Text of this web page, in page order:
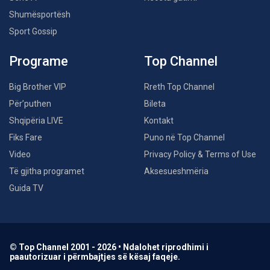
Shumësportësh
Sport Gossip
Programe
Big Brother VIP
Për’puthen
Shqipëria LIVE
Fiks Fare
Video
Të gjitha programet
Guida TV
Top Channel
Rreth Top Channel
Bileta
Kontakt
Puno në Top Channel
Privacy Policy & Terms of Use
Aksesueshmëria
© Top Channel 2001 - 2026 • Ndalohet riprodhimi i
paautorizuar i përmbajtjes së kësaj faqeje.